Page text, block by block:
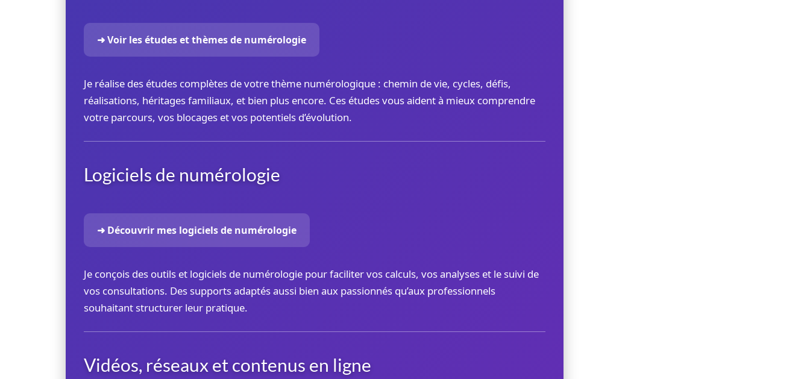
➜ Voir les études et thèmes de numérologie
Je réalise des études complètes de votre thème numérologique : chemin de vie, cycles, défis,
réalisations, héritages familiaux, et bien plus encore. Ces études vous aident à mieux comprendre
votre parcours, vos blocages et vos potentiels d’évolution.
Logiciels de numérologie
➜ Découvrir mes logiciels de numérologie
Je conçois des outils et logiciels de numérologie pour faciliter vos calculs, vos analyses et le suivi de
vos consultations. Des supports adaptés aussi bien aux passionnés qu’aux professionnels
souhaitant structurer leur pratique.
Vidéos, réseaux et contenus en ligne